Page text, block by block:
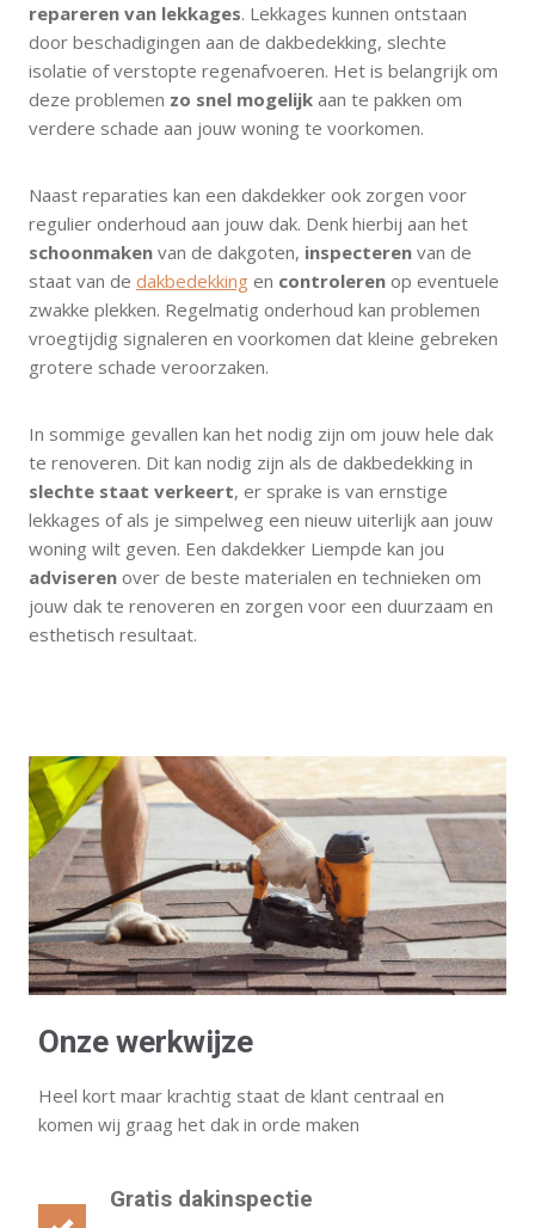
repareren van lekkages. Lekkages kunnen ontstaan
door beschadigingen aan de dakbedekking, slechte
isolatie of verstopte regenafvoeren. Het is belangrijk om
deze problemen zo snel mogelijk aan te pakken om
verdere schade aan jouw woning te voorkomen.
Naast reparaties kan een dakdekker ook zorgen voor
regulier onderhoud aan jouw dak. Denk hierbij aan het
schoonmaken van de dakgoten, inspecteren van de
staat van de dakbedekking en controleren op eventuele
zwakke plekken. Regelmatig onderhoud kan problemen
vroegtijdig signaleren en voorkomen dat kleine gebreken
grotere schade veroorzaken.
In sommige gevallen kan het nodig zijn om jouw hele dak
te renoveren. Dit kan nodig zijn als de dakbedekking in
slechte staat verkeert, er sprake is van ernstige
lekkages of als je simpelweg een nieuw uiterlijk aan jouw
woning wilt geven. Een dakdekker Liempde kan jou
adviseren over de beste materialen en technieken om
jouw dak te renoveren en zorgen voor een duurzaam en
esthetisch resultaat.
Onze werkwijze
Heel kort maar krachtig staat de klant centraal en
komen wij graag het dak in orde maken
Gratis dakinspectie